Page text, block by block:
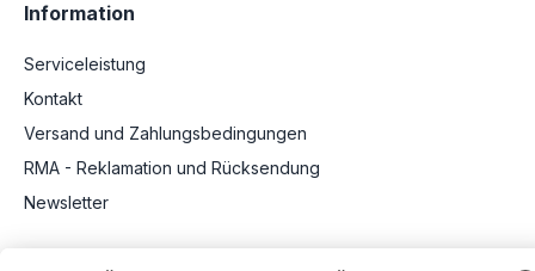
Information
Serviceleistung
Kontakt
Versand und Zahlungsbedingungen
RMA - Reklamation und Rücksendung
Newsletter